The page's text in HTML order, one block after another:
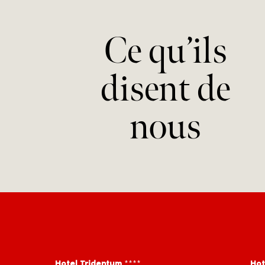
Ce qu’ils
disent de
nous